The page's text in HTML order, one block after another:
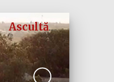
Ascultă